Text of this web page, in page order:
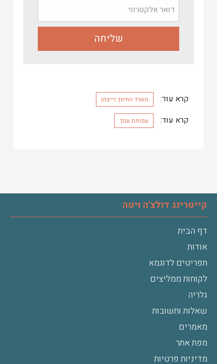
קרא עוד: משרד החינוך וייצמן
קרא עוד: עמותת עמך
קייטרינג דולצ'ה ויטה
דף הבית
אודות
תפריטים לדוגמא
לקוחות ממליצים
גלריה
שאלות ותשובות
מאמרים
מפת אתר
מדיניות פרטיות